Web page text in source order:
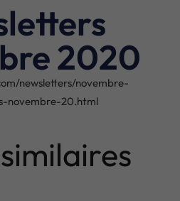
2020
newsletters/novembre-
novembre-20.html